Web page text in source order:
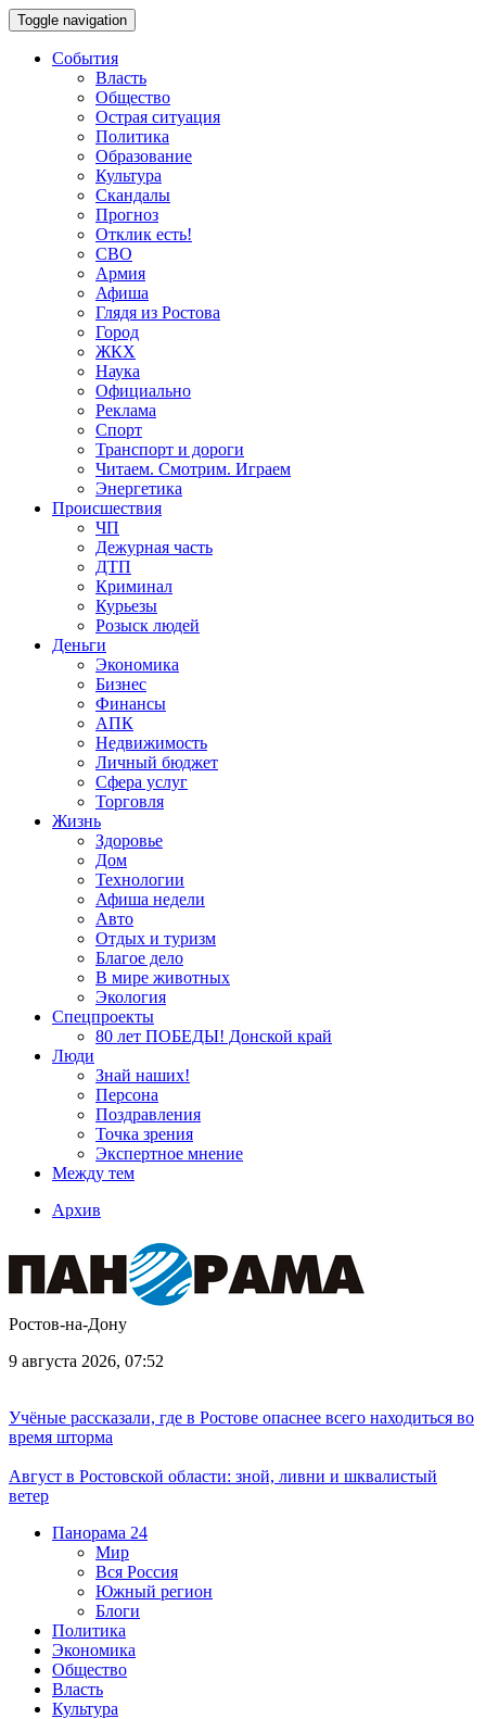
Toggle navigation
События
Власть
Общество
Острая ситуация
Политика
Образование
Культура
Скандалы
Прогноз
Отклик есть!
СВО
Армия
Афиша
Глядя из Ростова
Город
ЖКХ
Наука
Официально
Реклама
Спорт
Транспорт и дороги
Читаем. Смотрим. Играем
Энергетика
Происшествия
ЧП
Дежурная часть
ДТП
Криминал
Курьезы
Розыск людей
Деньги
Экономика
Бизнес
Финансы
АПК
Недвижимость
Личный бюджет
Сфера услуг
Торговля
Жизнь
Здоровье
Дом
Технологии
Афиша недели
Авто
Отдых и туризм
Благое дело
В мире животных
Экология
Спецпроекты
80 лет ПОБЕДЫ! Донской край
Люди
Знай наших!
Персона
Поздравления
Точка зрения
Экспертное мнение
Между тем
Архив
Ростов-на-Дону
9 августа 2026, 07:52
Учёные рассказали, где в Ростове опаснее всего находиться во
время шторма
Август в Ростовской области: зной, ливни и шквалистый
ветер
Панорама 24
Мир
Вся Россия
Южный регион
Блоги
Политика
Экономика
Общество
Власть
Культура